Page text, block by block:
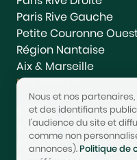
Paris Rive Gauche
Petite Couronne
Région Nantaise
Aix & Marseille
Nos services
Estimer
Vendre
Acheter
Nous et nos
et des identifiants
l'audience du site et
comme non
annonces).Politique de